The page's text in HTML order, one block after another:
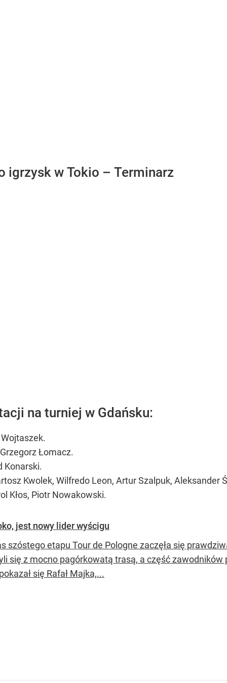
igrzysk w Tokio – Terminarz
na turniej w Gdańsku:
Łomacz.
Konarski.
Kwolek, Wilfredo Leon, Artur Szalpuk, Aleksander
Kłos, Piotr Nowakowski.
jest nowy lider wyścigu
szóstego etapu Tour de Pologne zaczęła się
się z mocno pagórkowatą trasą, a część zawodników
się Rafał Majka,...